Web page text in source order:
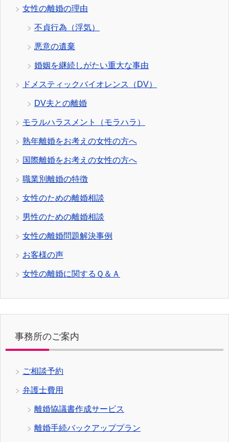
女性の離婚の理由
不貞行為（浮気）
悪意の遺棄
婚姻を継続しがたい重大な事由
ドメスティックバイオレンス（DV）
DV夫との離婚
モラルハラスメント（モラハラ）
熟年離婚をお考えの女性の方へ
国際離婚をお考えの女性の方へ
職業別離婚の特徴
女性のための離婚相談
男性のための離婚相談
女性の離婚問題解決事例
お客様の声
女性の離婚に関するＱ＆Ａ
事務所のご案内
ご相談予約
弁護士費用
離婚協議書作成サービス
離婚手続バックアッププラン